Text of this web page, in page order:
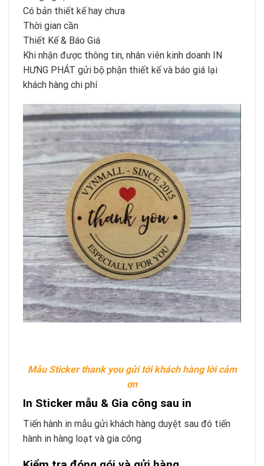
Có bản thiết kế hay chưa
Thời gian cần
Thiết Kế & Báo Giá
Khi nhận được thông tin, nhân viên kinh doanh IN
HƯNG PHÁT gửi bộ phận thiết kế và báo giá lại
khách hàng chi phí
Mẫu Sticker thank you gửi tới khách hàng lời cảm
ơn
In Sticker mẫu & Gia công sau in
Tiến hành in mẫu gửi khách hàng duyệt sau đó tiến
hành in hàng loạt và gia công